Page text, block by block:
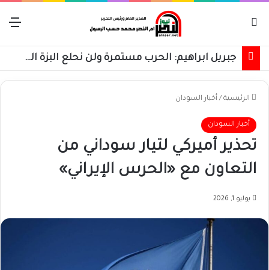
جبريل ابراهيم: الحرب مستمرة ولن نحلع البزة العسكرية حتى استعادة كامل البلاد
الرئيسية / أخبار السودان
أخبار السودان
تحذير أميركي لتيار سوداني من
التعاون مع «الحرس الإيراني»
يوليو 1, 2026